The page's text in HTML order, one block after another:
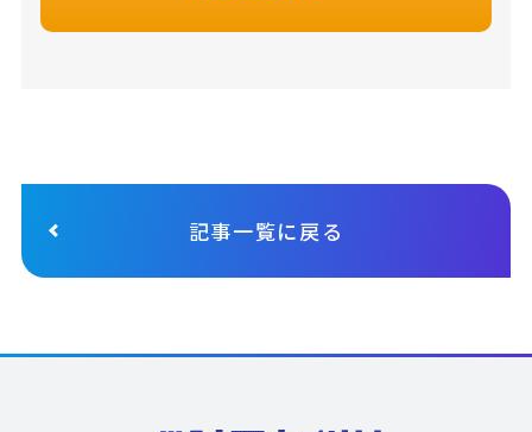
記事一覧に戻る